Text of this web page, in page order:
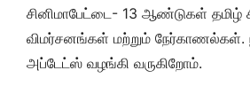
சினிமாபேட்டை- 13 ஆண்டுகள் தமிழ்
விமர்சனங்கள் மற்றும் நேர்காணல்கள்.
அப்டேட்ஸ் வழங்கி வருகிறோம்.